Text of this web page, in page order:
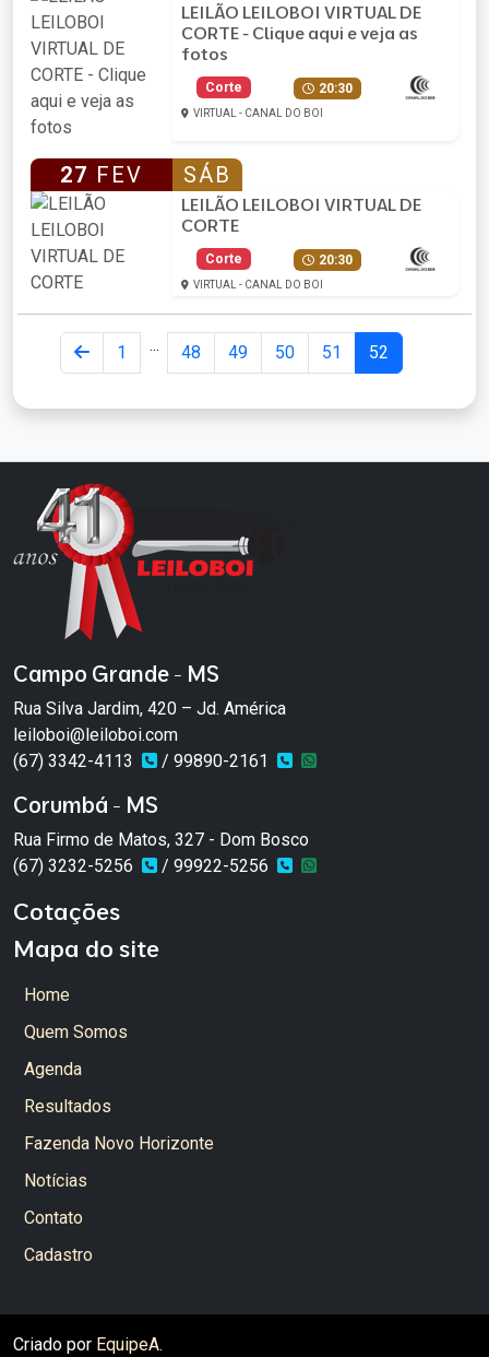
LEILÃO LEILOBOI VIRTUAL DE
CORTE - Clique aqui e veja as
fotos
Corte 20:30
VIRTUAL - CANAL DO BOI
27 FEV SÁB
LEILÃO LEILOBOI VIRTUAL DE
CORTE
Corte 20:30
VIRTUAL - CANAL DO BOI
1 ... 48 49 50 51 52
Campo Grande - MS
Rua Silva Jardim, 420 – Jd. América
leiloboi@leiloboi.com
(67) 3342-4113
/ 99890-2161
Corumbá - MS
Rua Firmo de Matos, 327 - Dom Bosco
(67) 3232-5256
/ 99922-5256
Cotações
Mapa do site
Home
Quem Somos
Agenda
Resultados
Fazenda Novo Horizonte
Notícias
Contato
Cadastro
Criado por EquipeA.